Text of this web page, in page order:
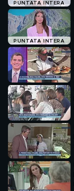
PUNTATA INTERA
PUNTATA INTERA